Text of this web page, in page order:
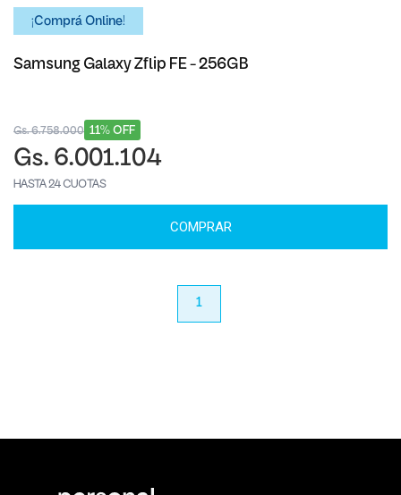
¡Comprá Online!
Samsung Galaxy Zflip FE - 256GB
11% OFF
Gs. 6.758.000
Gs. 6.001.104
HASTA 24 CUOTAS
COMPRAR
1